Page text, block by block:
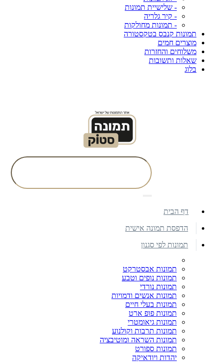
- שלישיית תמונות
- קיר גלריה
- תמונות מחולקות
תמונות קנבס בטקסטורה
מוצרים חמים
משלוחים והחזרות
שאלות ותשובות
בלוג
דף הבית
הדפסת תמונה אישית
תמונות לפי סגנון
תמונות אבסטרקט
תמונות נופים וטבע
תמונות נורדי
תמונות אנשים ודמויות
תמונות בעלי חיים
תמונות פופ ארט
תמונות גיאומטרי
תמונות תרבות וקולנוע
תמונות השראה ומוטיבציה
תמונות ספורט
יהדות ויודאיקה